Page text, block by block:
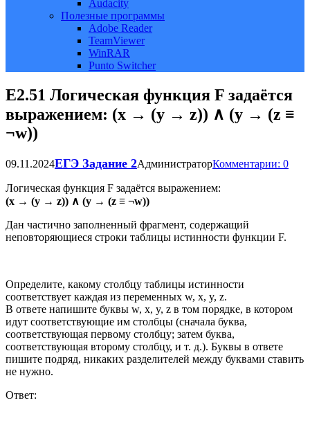
Audacity
Полезные программы
Adobe Reader
TeamViewer
WinRAR
Punto Switcher
Е2.51 Логическая функция F задаётся
выражением: (x → (y → z)) ∧ (y → (z ≡
¬w))
09.11.2024ЕГЭ Задание 2АдминистраторКомментарии: 0
Логическая функция F задаётся выражением:
(x → (y → z)) ∧ (y → (z ≡ ¬w))
Дан частично заполненный фрагмент, содержащий
неповторяющиеся строки таблицы истинности функции F.
Определите, какому столбцу таблицы истинности
соответствует каждая из переменных w, x, y, z.
В ответе напишите буквы w, x, y, z в том порядке, в котором
идут соответствующие им столбцы (сначала буква,
соответствующая первому столбцу; затем буква,
соответствующая второму столбцу, и т. д.). Буквы в ответе
пишите подряд, никаких разделителей между буквами ставить
не нужно.
Ответ: